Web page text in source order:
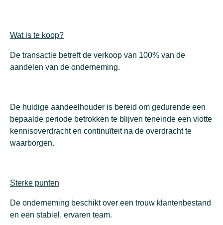
Wat is te koop?
De transactie betreft de verkoop van 100% van de
aandelen van de onderneming.
De huidige aandeelhouder is bereid om gedurende een
bepaalde periode betrokken te blijven teneinde een vlotte
kennisoverdracht en continuïteit na de overdracht te
waarborgen.
Sterke punten
De onderneming beschikt over een trouw klantenbestand
en een stabiel, ervaren team.